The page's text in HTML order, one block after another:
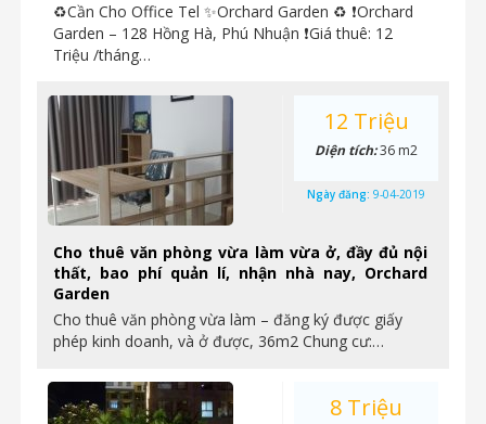
♻Cần Cho Office Tel ✨Orchard Garden ♻ ❗Orchard
Garden – 128 Hồng Hà, Phú Nhuận ❗Giá thuê: 12
Triệu /tháng…
Cho thuê văn phòng vừa làm vừa ở, đầy đủ nội
thất, bao phí quản lí, nhận nhà nay, Orchard
Garden
Cho thuê văn phòng vừa làm – đăng ký được giấy
phép kinh doanh, và ở được, 36m2 Chung cư:…
12 Triệu
Diện tích:36 m2
Ngày đăng: 9-04-2019
8 Triệu